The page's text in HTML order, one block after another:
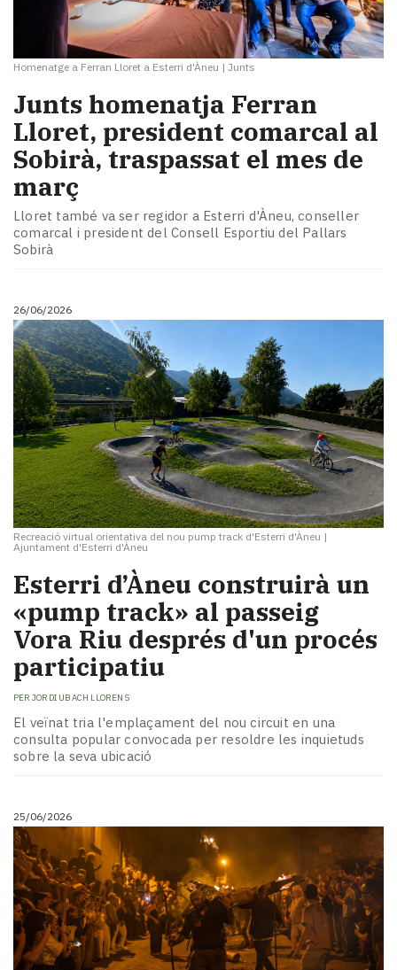
Homenatge a Ferran Lloret a Esterri d'Àneu | Junts
Junts homenatja Ferran
Lloret, president comarcal al
Sobirà, traspassat el mes de
març
Lloret també va ser regidor a Esterri d'Àneu, conseller
comarcal i president del Consell Esportiu del Pallars
Sobirà
26/06/2026
Recreació virtual orientativa del nou pump track d'Esterri d'Àneu |
Ajuntament d'Esterri d'Àneu
Esterri d’Àneu construirà un
«pump track» al passeig
Vora Riu després d'un procés
participatiu
PER JORDI UBACH LLORENS
El veïnat tria l'emplaçament del nou circuit en una
consulta popular convocada per resoldre les inquietuds
sobre la seva ubicació
25/06/2026